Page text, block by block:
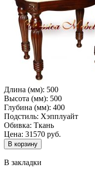
Длина (мм): 500
Высота (мм): 500
Глубина (мм): 400
Подстиль: Хэпплуайт
Обивка: Ткань
Цена: 31570 руб.
В закладки